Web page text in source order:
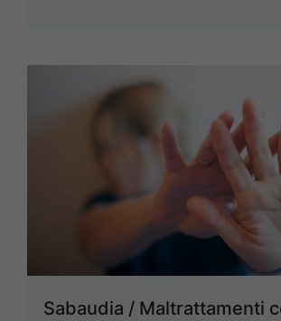
Sabaudia / Maltrattamenti